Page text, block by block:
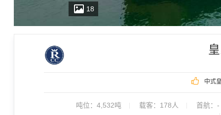
18
皇家盛世号游轮是三峡经济型游轮，如一条出水的蛟龙游弋于奔
也是仿膳设计，服务员的服饰和船上丰富多彩的仿古活动更是令
中式
吨位： 4,532吨 载客： 178人 首航：-